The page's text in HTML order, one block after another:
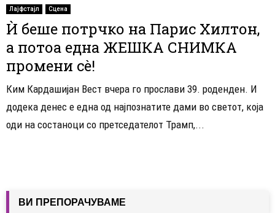
Лајфстајл Сцена
Ѝ беше потрчко на Парис Хилтон,
а потоа една ЖЕШКА СНИМКА
промени сè!
Ким Кардашијан Вест вчера го прослави 39. роденден. И
додека денес е една од најпознатите дами во светот, која
оди на состаноци со претседателот Трамп,...
ВИ ПРЕПОРАЧУВАМЕ